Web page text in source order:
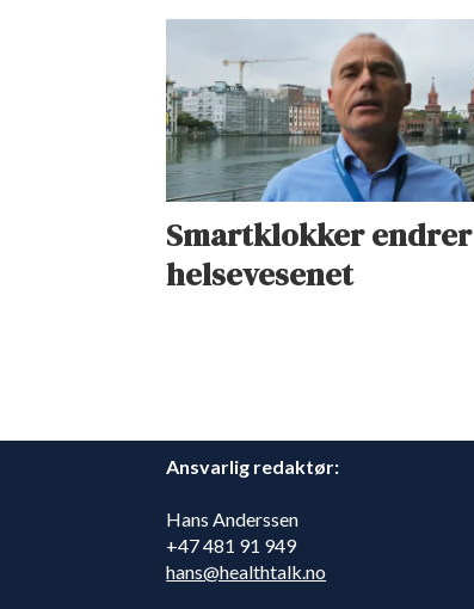
Smartklokker endrer
helsevesenet
Ansvarlig redaktør:
Hans Anderssen
+47 481 91 949
hans@healthtalk.no